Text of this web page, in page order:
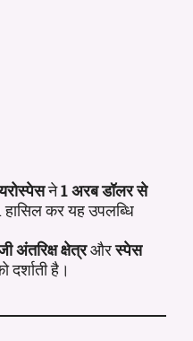
ने1 अरब डॉलर से
कर यह उपलब्धि
अंतरिक्ष क्षेत्रऔरस्पेस
दर्शाती है।